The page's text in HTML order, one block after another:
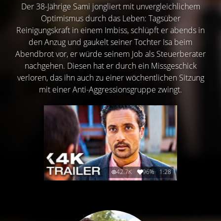
Der 38-Jährige Sami jongliert mit unvergleichlichem
Optimismus durch das Leben: Tagsüber
Reinigungskraft in einem Imbiss, schlüpft er abends in
den Anzug und gaukelt seiner Tochter Isa beim
Abendbrot vor, er würde seinem Job als Steuerberater
nachgehen. Diesen hat er durch ein Missgeschick
verloren, das ihn auch zu einer wöchentlichen Sitzung
mit einer Anti-Aggressionsgruppe zwingt.
42.7K 96% 1:28